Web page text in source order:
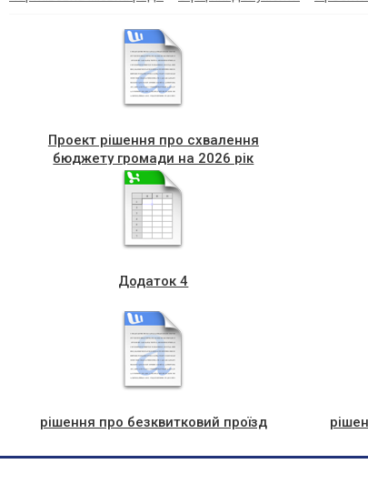
Проект рішення про схвалення
бюджету громади на 2026 рік
Додаток 4
рішення про безквитковий проїзд